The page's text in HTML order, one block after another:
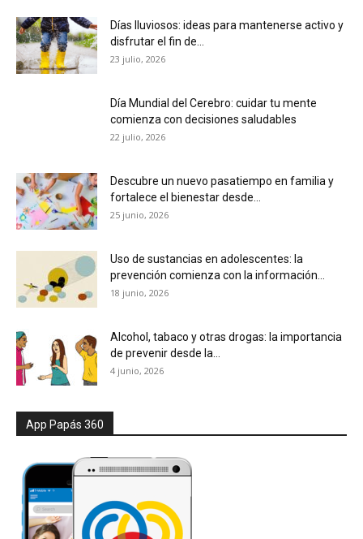
Días lluviosos: ideas para mantenerse activo y
disfrutar el fin de...
23 julio, 2026
Día Mundial del Cerebro: cuidar tu mente
comienza con decisiones saludables
22 julio, 2026
Descubre un nuevo pasatiempo en familia y
fortalece el bienestar desde...
25 junio, 2026
Uso de sustancias en adolescentes: la
prevención comienza con la información...
18 junio, 2026
Alcohol, tabaco y otras drogas: la importancia
de prevenir desde la...
4 junio, 2026
App Papás 360